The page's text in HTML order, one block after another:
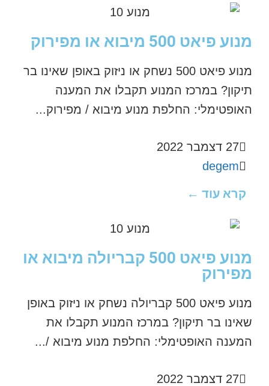
מנוע פיאט 500 מיבוא או מפירוק
מנוע פיאט 500 נשחק או ניזוק באופן שאינו בר
תיקון? במרכז המנוע תקבלו את המענה
האופטימלי: החלפת מנוע מיבוא / מפירוק...
27 דצמבר 2022
degem
קרא עוד ←
מנוע פיאט 500 קבריולה מיבוא או
מפירוק
מנוע פיאט 500 קבריולה נשחק או ניזוק באופן
שאינו בר תיקון? במרכז המנוע תקבלו את
המענה האופטימלי: החלפת מנוע מיבוא /...
27 דצמבר 2022